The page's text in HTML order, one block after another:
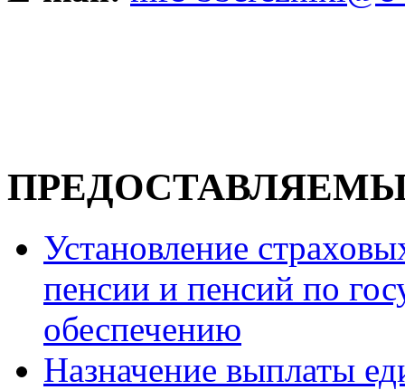
Установление
пенсии и пенсий по
обеспечению
Назначение выплаты